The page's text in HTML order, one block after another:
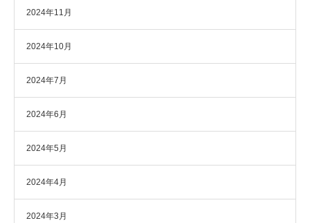
2024年11月
2024年10月
2024年7月
2024年6月
2024年5月
2024年4月
2024年3月